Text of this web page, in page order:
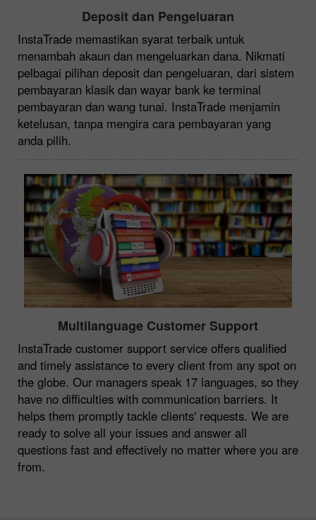
Deposit dan Pengeluaran
InstaTrade memastikan syarat terbaik untuk
menambah akaun dan mengeluarkan dana. Nikmati
pelbagai pilihan deposit dan pengeluaran, dari sistem
pembayaran klasik dan wayar bank ke terminal
pembayaran dan wang tunai. InstaTrade menjamin
ketelusan, tanpa mengira cara pembayaran yang
anda pilih.
Multilanguage Customer Support
InstaTrade customer support service offers qualified
and timely assistance to every client from any spot on
the globe. Our managers speak 17 languages, so they
have no difficulties with communication barriers. It
helps them promptly tackle clients' requests. We are
ready to solve all your issues and answer all
questions fast and effectively no matter where you are
from.